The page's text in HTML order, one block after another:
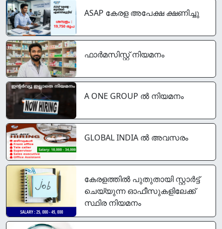
ASAP കേരള അപേക്ഷ ക്ഷണിച്ചു
ഫാർമസിസ്റ്റ് നിയമനം
A ONE GROUP ൽ നിയമനം
GLOBAL INDIA ൽ അവസരം
കേരളത്തിൽ പുതുതായി സ്റ്റാർട്ട്‌
ചെയ്യുന്ന ഓഫീസുകളിലേക്ക്
സ്ഥിര നിയമനം